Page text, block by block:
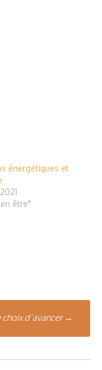
énergétiques et
être"
choix d’avancer →